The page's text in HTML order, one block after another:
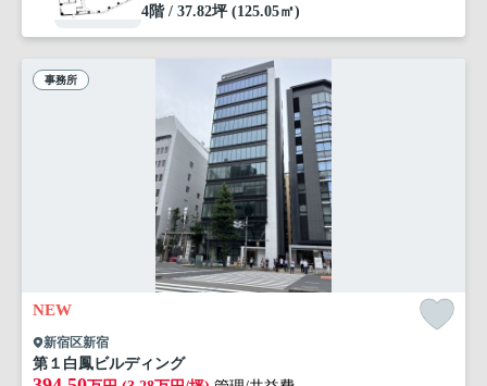
4階 / 37.82坪 (125.05㎡)
事務所
NEW
新宿区新宿
第１白鳳ビルディング